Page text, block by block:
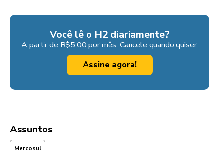
Você lê o H2 diariamente?
A partir de R$5,00 por mês. Cancele quando quiser.
Assine agora!
Assuntos
Mercosul